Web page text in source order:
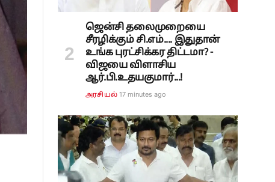
ஜென்சி தலைமுறையை
சீரழிக்கும் சி.எம்.... இதுதான்
உங்க புரட்சிக்கர திட்டமா? -
விஜயை விளாசிய
ஆர்.பி.உதயகுமார்...!
அரசியல் 17 minutes ago